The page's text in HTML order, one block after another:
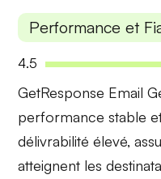
Performance et
4.5
GetResponse Email
performance stable
délivrabilité élevé,
atteignent les